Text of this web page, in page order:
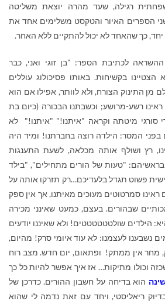
רגילה, שעד מהרה יוצאת משליטה
הספרים האיור והטקסט משלימים אחד את
כך שהאחד לא יכול להתקיים ללא האחר.
לכתיבת הספר: "בן זוגי ואני, כבר
בקשיחות. באותו פסיכולוג עוללים
התינוק הצורח, ולא לוותר, אפילו אם הוא
ראינו רשע-מרושע; וכשבתנו הבכורה (כיום בת
מיטתה וקראה "איתנו!" "איתנו!" לא
בפני המסר: הילדה רוצה בחברתנו! ומיד היה
רץ ושולף אותה מכלאה, לשעת התענגות
בראשיהם: "טעות של הורים מתחילים", "בילד
פשוט תגדל בלעדיכם…רק תזרקו אותה על
סמרטוטים מעוכים מאיתנו, אך אין ספק
שבהורים. בעצם, כמעט שאינני מכירה
הילדים שולטטטטטטים! ולא שאיננו יודעים
נשבענו לעצמנו: לא עוד איומי סרק! מהיום,
מחר אין ממתק! ופתאום, יום חדש. מצב רוח
וכולו מתיקות… אז איך אפשר להיות כל כך
הוא בדיחה על חשבון ההורים. כדרכן של
ריאליסטי, ויחד עם זאת נדמה לי שהוא